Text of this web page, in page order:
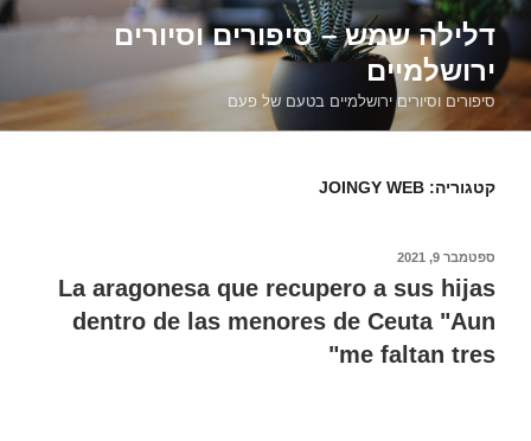
דילוג
לתוכןדלילה שמש – סיפורים וסיורים
ירושלמיים
סיפורים וסיורים ירושלמיים בטעם של פעם
קטגוריה: JOINGY WEB
פורסם
ספטמבר 9, 2021
La aragonesa que recupero a sus hijas
dentro de las menores de Ceuta "Aun
me faltan tres"